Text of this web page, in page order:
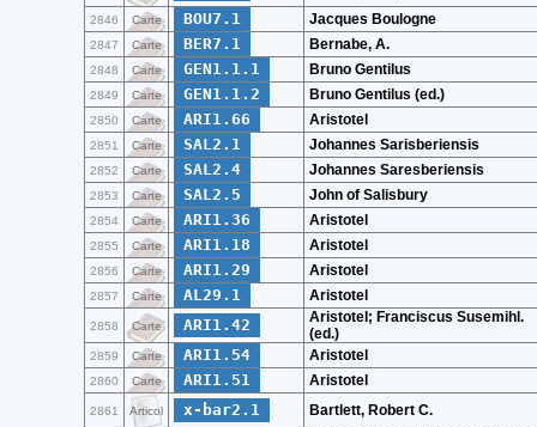
2846 Carte BOU7.1 Jacques Boulogne
2847 Carte BER7.1 Bernabe, A.
2848 Carte GEN1.1.1 Bruno Gentilus
2849 Carte GEN1.1.2 Bruno Gentilus (ed.)
2850 Carte ARI1.66 Aristotel
2851 Carte SAL2.1 Johannes Sarisberiensis
2852 Carte SAL2.4 Johannes Saresberiensis
2853 Carte SAL2.5 John of Salisbury
2854 Carte ARI1.36 Aristotel
2855 Carte ARI1.18 Aristotel
2856 Carte ARI1.29 Aristotel
2857 Carte AL29.1 Aristotel
2858 Carte ARI1.42
Aristotel; Franciscus Susemihl.
(ed.)
2859 Carte ARI1.54 Aristotel
2860 Carte ARI1.51 Aristotel
2861 Articol x-bar2.1 Bartlett, Robert C.